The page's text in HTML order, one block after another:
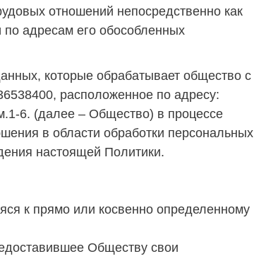
отношений непосредственно как
адресам его обособленных
которые обрабатывает общество с
расположенное по адресу:
6. (далее – Общество) в процессе
в области обработки персональных
настоящей Политики.
к прямо или косвенно определенному
Обществу свои